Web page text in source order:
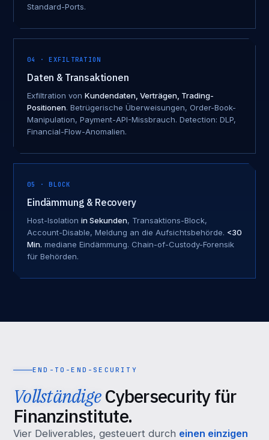
Standard-Ports.
04 · EXFILTRATION
Daten & Transaktionen
Exfiltration von Kundendaten, Verträgen, Trading-
Positionen. Betrügerische Überweisungen, Order-Book-
Manipulation, Payment-API-Missbrauch. Detection: DLP,
Financial-Flow-Anomalien.
05 · BLOCK
Eindämmung & Recovery
Host-Isolation in Sekunden, Transaktions-Block,
Account-Disable, Meldung an die Aufsichtsbehörde. <30
Min. mediane Eindämmung. Chain-of-Custody-Forensik
für Behörden.
END-TO-END-SECURITY
VollständigeCybersecurity für
Finanzinstitute.
Vier Deliverables, gesteuert durch einen einzigen